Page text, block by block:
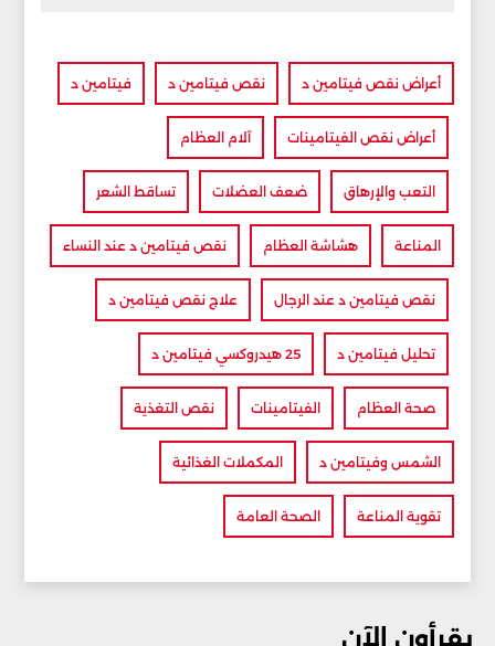
أعراض نقص فيتامين د نقص فيتامين د فيتامين د
أعراض نقص الفيتامينات آلام العظام
التعب والإرهاق ضعف العضلات تساقط الشعر
المناعة هشاشة العظام نقص فيتامين د عند النساء
نقص فيتامين د عند الرجال علاج نقص فيتامين د
تحليل فيتامين د 25 هيدروكسي فيتامين د
صحة العظام الفيتامينات نقص التغذية
الشمس وفيتامين د المكملات الغذائية
تقوية المناعة الصحة العامة
يقرأون الآن